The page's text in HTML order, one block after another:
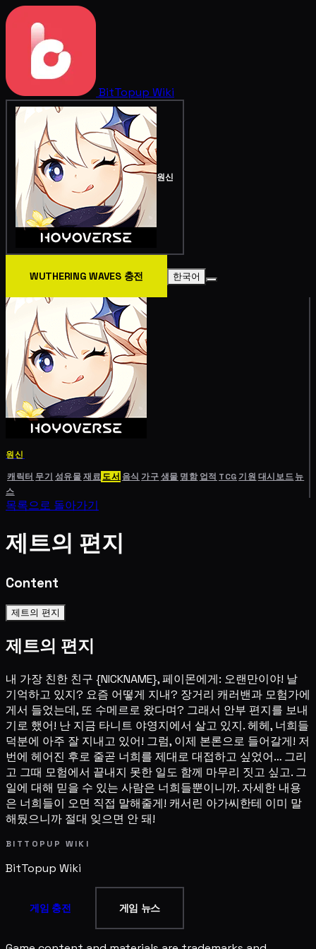
BitTopup Wiki
원신
WUTHERING WAVES 충전 한국어
원신
캐릭터 무기 성유물재료도서 음식 가구생물 명함 업적 TCG기원 대시보드뉴
스
목록으로 돌아가기
제트의 편지
Content
제트의 편지
제트의 편지
내 가장 친한 친구 {NICKNAME}, 페이몬에게: 오랜만이야! 날
기억하고 있지? 요즘 어떻게 지내? 장거리 캐러밴과 모험가에
게서 들었는데, 또 수메르로 왔다며? 그래서 안부 편지를 보내
기로 했어! 난 지금 타니트 야영지에서 살고 있지. 헤헤, 너희들
덕분에 아주 잘 지내고 있어! 그럼, 이제 본론으로 들어갈게! 저
번에 헤어진 후로 줄곧 너희를 제대로 대접하고 싶었어… 그리
고 그때 모험에서 끝내지 못한 일도 함께 마무리 짓고 싶고. 그
일에 대해 믿을 수 있는 사람은 너희들뿐이니까. 자세한 내용
은 너희들이 오면 직접 말해줄게! 캐서린 아가씨한테 이미 말
해뒀으니까 절대 잊으면 안 돼!
BITTOPUP WIKI
BitTopup Wiki
게임 충전 게임 뉴스